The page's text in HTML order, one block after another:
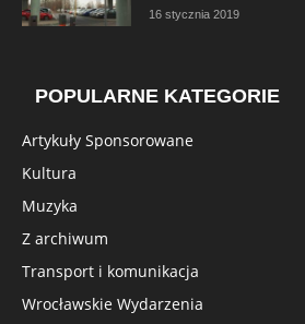
16 stycznia 2019
POPULARNE KATEGORIE
Artykuły Sponsorowane
Kultura
Muzyka
Z archiwum
Transport i komunikacja
Wrocławskie Wydarzenia